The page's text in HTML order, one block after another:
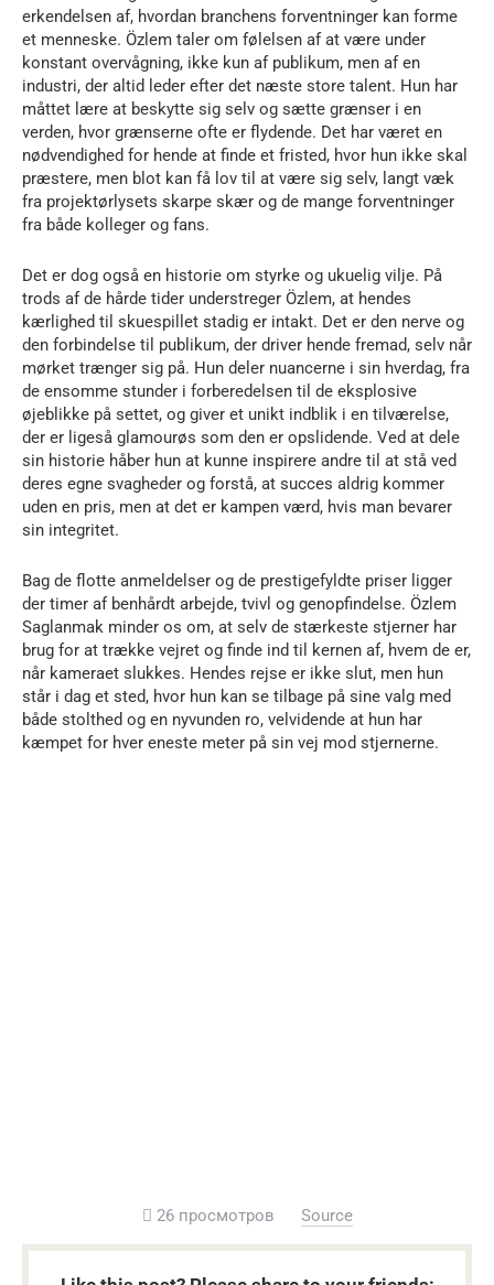
erkendelsen af, hvordan branchens forventninger kan forme
et menneske. Özlem taler om følelsen af at være under
konstant overvågning, ikke kun af publikum, men af en
industri, der altid leder efter det næste store talent. Hun har
måttet lære at beskytte sig selv og sætte grænser i en
verden, hvor grænserne ofte er flydende. Det har været en
nødvendighed for hende at finde et fristed, hvor hun ikke skal
præstere, men blot kan få lov til at være sig selv, langt væk
fra projektørlysets skarpe skær og de mange forventninger
fra både kolleger og fans.
Det er dog også en historie om styrke og ukuelig vilje. På
trods af de hårde tider understreger Özlem, at hendes
kærlighed til skuespillet stadig er intakt. Det er den nerve og
den forbindelse til publikum, der driver hende fremad, selv når
mørket trænger sig på. Hun deler nuancerne i sin hverdag, fra
de ensomme stunder i forberedelsen til de eksplosive
øjeblikke på settet, og giver et unikt indblik i en tilværelse,
der er ligeså glamourøs som den er opslidende. Ved at dele
sin historie håber hun at kunne inspirere andre til at stå ved
deres egne svagheder og forstå, at succes aldrig kommer
uden en pris, men at det er kampen værd, hvis man bevarer
sin integritet.
Bag de flotte anmeldelser og de prestigefyldte priser ligger
der timer af benhårdt arbejde, tvivl og genopfindelse. Özlem
Saglanmak minder os om, at selv de stærkeste stjerner har
brug for at trække vejret og finde ind til kernen af, hvem de er,
når kameraet slukkes. Hendes rejse er ikke slut, men hun
står i dag et sted, hvor hun kan se tilbage på sine valg med
både stolthed og en nyvunden ro, velvidende at hun har
kæmpet for hver eneste meter på sin vej mod stjernerne.
26 просмотров Source